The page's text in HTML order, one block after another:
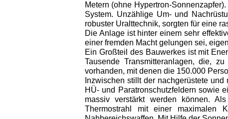
Metern (ohne Hypertron-
System. Unzählige Um- und
robuster Uralttechnik, sorgten für eine
Die Anlage ist hinter einem sehr
einer fremden Macht gelungen sei,
Ein Großteil des Bauwerkes ist mit
Tausende Transmitteranlagen, die,
vorhanden, mit denen die 150.000
Inzwischen stillt der nachgerüstete
HÜ- und Paratronschutzfeldern sowie
massiv verstärkt werden können.
Thermostrahl mit einer maximalen